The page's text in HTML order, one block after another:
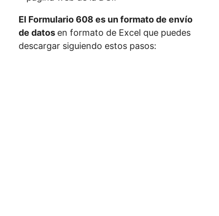
El Formulario 608 es un formato de envío
de datos en formato de Excel que puedes
descargar siguiendo estos pasos: